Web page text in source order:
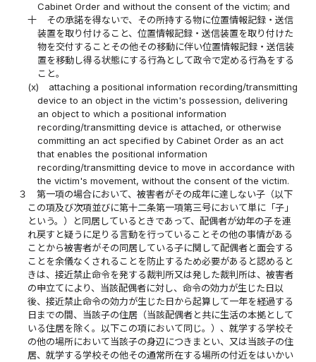
Cabinet Order and without the consent of the victim; and
十
その承諾を得ないで、その所持する物に位置情報記録・送信
装置を取り付けること、位置情報記録・送信装置を取り付けた
物を交付することその他その移動に伴い位置情報記録・送信装
置を移動し得る状態にする行為として政令で定める行為をする
こと。
(x)
attaching a positional information recording/transmitting
device to an object in the victim's possession, delivering
an object to which a positional information
recording/transmitting device is attached, or otherwise
committing an act specified by Cabinet Order as an act
that enables the positional information
recording/transmitting device to move in accordance with
the victim's movement, without the consent of the victim.
３
第一項の場合において、被害者がその成年に達しない子（以下
この項及び次項並びに第十二条第一項第三号において単に「子」
という。）と同居しているときであって、配偶者が幼年の子を連
れ戻すと疑うに足りる言動を行っていることその他の事情がある
ことから被害者がその同居している子に関して配偶者と面会する
ことを余儀なくされることを防止するため必要があると認めると
きは、接近禁止命令を発する裁判所又は発した裁判所は、被害者
の申立てにより、当該配偶者に対し、命令の効力が生じた日以
後、接近禁止命令の効力が生じた日から起算して一年を経過する
日までの間、当該子の住居（当該配偶者と共に生活の本拠として
いる住居を除く。以下この項において同じ。）、就学する学校そ
の他の場所において当該子の身辺につきまとい、又は当該子の住
居、就学する学校その他その通常所在する場所の付近をはいかい